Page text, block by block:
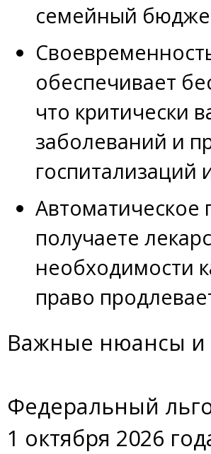
семейный
обеспечивает
что критически
заболеваний и
Автоматическое
получаете
необходимости
право
Важные нюансы и
Федеральный
1 октября 2026